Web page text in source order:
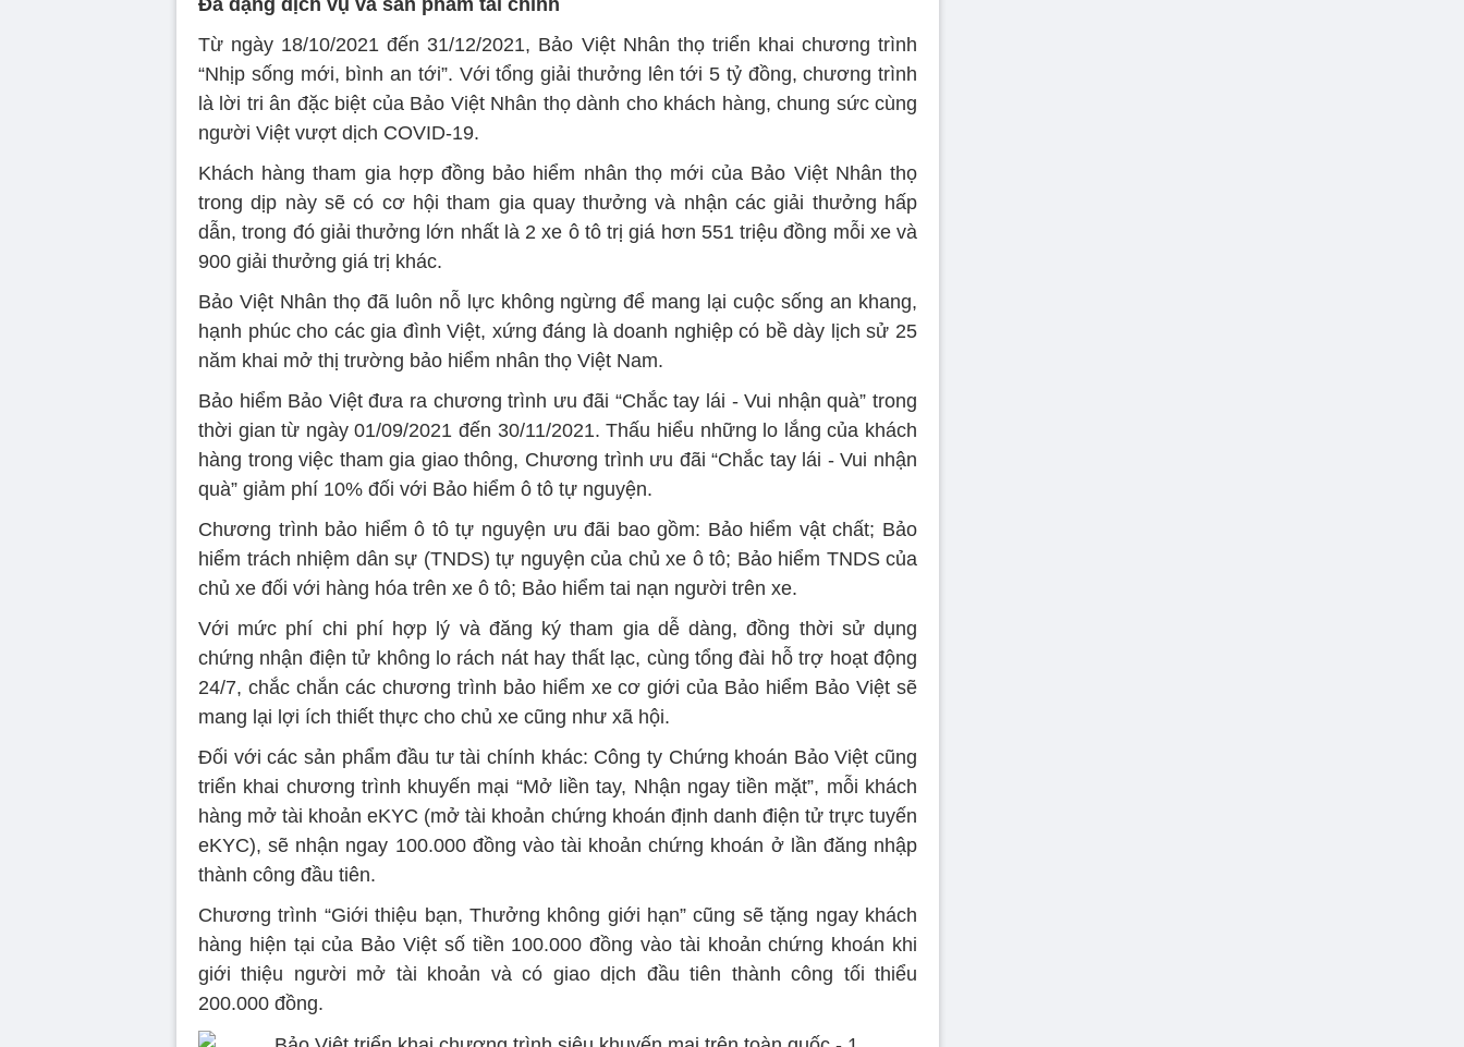
Đa dạng dịch vụ và sản phẩm tài chính
Từ ngày 18/10/2021 đến 31/12/2021, Bảo Việt Nhân thọ triển khai chương trình
“Nhịp sống mới, bình an tới”. Với tổng giải thưởng lên tới 5 tỷ đồng, chương trình
là lời tri ân đặc biệt của Bảo Việt Nhân thọ dành cho khách hàng, chung sức cùng
người Việt vượt dịch COVID-19.
Khách hàng tham gia hợp đồng bảo hiểm nhân thọ mới của Bảo Việt Nhân thọ
trong dịp này sẽ có cơ hội tham gia quay thưởng và nhận các giải thưởng hấp
dẫn, trong đó giải thưởng lớn nhất là 2 xe ô tô trị giá hơn 551 triệu đồng mỗi xe và
900 giải thưởng giá trị khác.
Bảo Việt Nhân thọ đã luôn nỗ lực không ngừng để mang lại cuộc sống an khang,
hạnh phúc cho các gia đình Việt, xứng đáng là doanh nghiệp có bề dày lịch sử 25
năm khai mở thị trường bảo hiểm nhân thọ Việt Nam.
Bảo hiểm Bảo Việt đưa ra chương trình ưu đãi “Chắc tay lái - Vui nhận quà” trong
thời gian từ ngày 01/09/2021 đến 30/11/2021. Thấu hiểu những lo lắng của khách
hàng trong việc tham gia giao thông, Chương trình ưu đãi “Chắc tay lái - Vui nhận
quà” giảm phí 10% đối với Bảo hiểm ô tô tự nguyện.
Chương trình bảo hiểm ô tô tự nguyện ưu đãi bao gồm: Bảo hiểm vật chất; Bảo
hiểm trách nhiệm dân sự (TNDS) tự nguyện của chủ xe ô tô; Bảo hiểm TNDS của
chủ xe đối với hàng hóa trên xe ô tô; Bảo hiểm tai nạn người trên xe.
Với mức phí chi phí hợp lý và đăng ký tham gia dễ dàng, đồng thời sử dụng
chứng nhận điện tử không lo rách nát hay thất lạc, cùng tổng đài hỗ trợ hoạt động
24/7, chắc chắn các chương trình bảo hiểm xe cơ giới của Bảo hiểm Bảo Việt sẽ
mang lại lợi ích thiết thực cho chủ xe cũng như xã hội.
Đối với các sản phẩm đầu tư tài chính khác: Công ty Chứng khoán Bảo Việt cũng
triển khai chương trình khuyến mại “Mở liền tay, Nhận ngay tiền mặt”, mỗi khách
hàng mở tài khoản eKYC (mở tài khoản chứng khoán định danh điện tử trực tuyến
eKYC), sẽ nhận ngay 100.000 đồng vào tài khoản chứng khoán ở lần đăng nhập
thành công đầu tiên.
Chương trình “Giới thiệu bạn, Thưởng không giới hạn” cũng sẽ tặng ngay khách
hàng hiện tại của Bảo Việt số tiền 100.000 đồng vào tài khoản chứng khoán khi
giới thiệu người mở tài khoản và có giao dịch đầu tiên thành công tối thiểu
200.000 đồng.